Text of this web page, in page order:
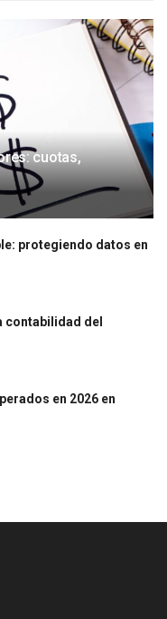
cuotas,
protegiendo datos en
contabilidad del
en 2026 en